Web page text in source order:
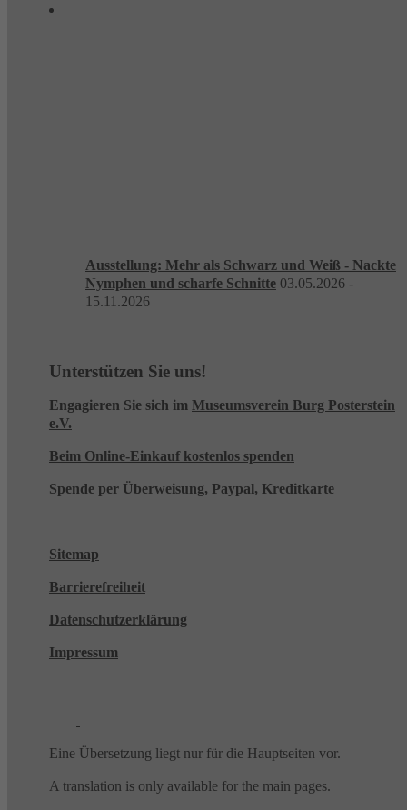
Ausstellung: Mehr als Schwarz und Weiß - Nackte
Nymphen und scharfe Schnitte 03.05.2026 -
15.11.2026
Unterstützen Sie uns!
Engagieren Sie sich im Museumsverein Burg Posterstein
e.V.
Beim Online-Einkauf kostenlos spenden
Spende per Überweisung, Paypal, Kreditkarte
Sitemap
Barrierefreiheit
Datenschutzerklärung
Impressum
Eine Übersetzung liegt nur für die Hauptseiten vor.
A translation is only available for the main pages.